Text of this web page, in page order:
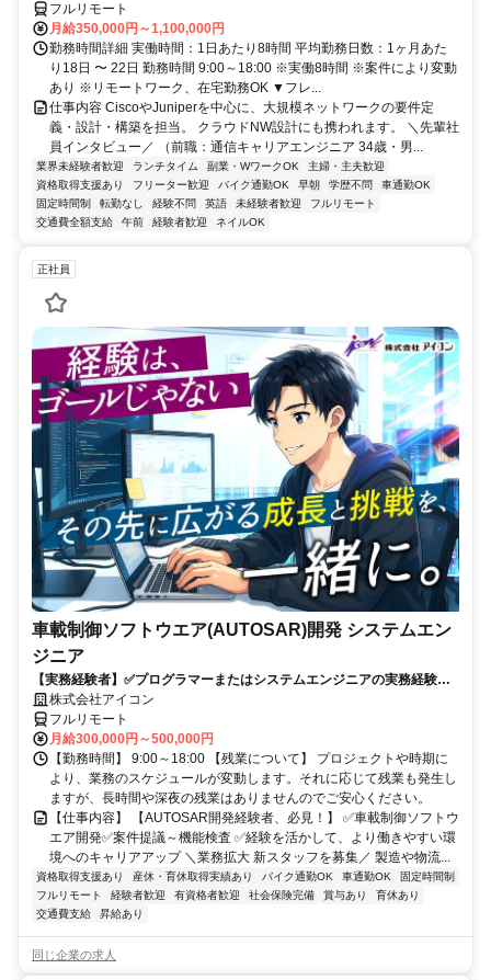
フルリモート
月給350,000円～1,100,000円
勤務時間詳細 実働時間：1日あたり8時間 平均勤務日数：1ヶ月あた
り18日 〜 22日 勤務時間 9:00～18:00 ※実働8時間 ※案件により変動
あり ※リモートワーク、在宅勤務OK ▼フレ...
仕事内容 CiscoやJuniperを中心に、大規模ネットワークの要件定
義・設計・構築を担当。 クラウドNW設計にも携われます。 ＼先輩社
員インタビュー／ （前職：通信キャリアエンジニア 34歳・男...
業界未経験者歓迎 ランチタイム 副業・WワークOK
主婦・主夫歓迎
資格取得支援あり
フリーター歓迎 バイク通勤OK 早朝 学歴不問
車通勤OK
固定時間制
転勤なし 経験不問 英語 未経験者歓迎
フルリモート
交通費全額支給
午前 経験者歓迎 ネイルOK
正社員
車載制御ソフトウエア(AUTOSAR)開発 システムエン
ジニア
【実務経験者】✅プログラマーまたはシステムエンジニアの実務経験✅C
言語の開発経験✅車載組込ソフトの開発経験✅AUTOSARコンフィグ設
計経験
株式会社アイコン
フルリモート
月給300,000円～500,000円
【勤務時間】 9:00～18:00 【残業について】 プロジェクトや時期に
より、業務のスケジュールが変動します。それに応じて残業も発生し
ますが、長時間や深夜の残業はありませんのでご安心ください。
【仕事内容】 【AUTOSAR開発経験者、必見！】 ✅車載制御ソフトウ
エア開発✅案件提議～機能検査 ✅経験を活かして、より働きやすい環
境へのキャリアアップ ＼業務拡大 新スタッフを募集／ 製造や物流...
資格取得支援あり 産休・育休取得実績あり バイク通勤OK 車通勤OK
固定時間制
フルリモート
経験者歓迎 有資格者歓迎 社会保険完備 賞与あり
育休あり
交通費支給
昇給あり
同じ企業の求人